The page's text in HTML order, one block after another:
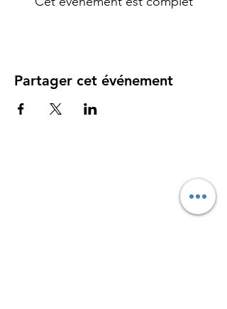
Partager cet événement